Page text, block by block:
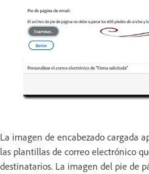
La imagen de encabezado cargada
las plantillas de correo electrónico
destinatarios. La imagen del pie de